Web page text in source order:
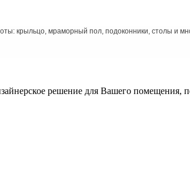
крыльцо, мраморный пол, подоконники, столы и
решение для Вашего помещения,